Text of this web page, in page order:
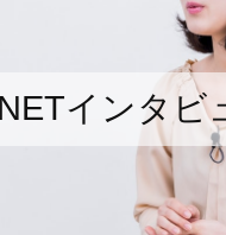
インタビ